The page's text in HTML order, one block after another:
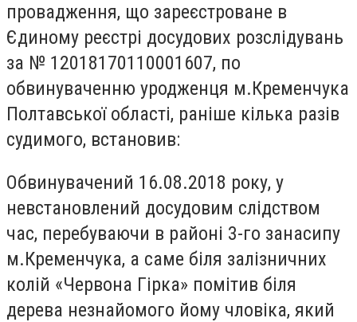
провадження, що зареєстроване в
Єдиному реєстрі досудових розслідувань
за № 12018170110001607, по
обвинуваченню уродженця м.Кременчука
Полтавської області, раніше кілька разів
судимого, встановив:
Обвинувачений 16.08.2018 року, у
невстановлений досудовим слідством
час, перебуваючи в районі 3-го занасипу
м.Кременчука, а саме біля залізничних
колій «Червона Гірка» помітив біля
дерева незнайомого йому чловіка, який